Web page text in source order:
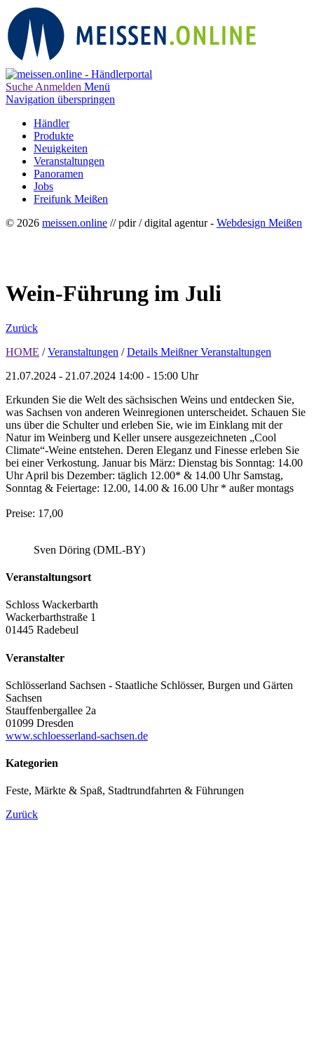
Suche Anmelden Menü
Navigation überspringen
Händler
Produkte
Neuigkeiten
Veranstaltungen
Panoramen
Jobs
Freifunk Meißen
© 2026 meissen.online // pdir / digital agentur - Webdesign Meißen
Wein-Führung im Juli
Zurück
HOME / Veranstaltungen / Details Meißner Veranstaltungen
21.07.2024 - 21.07.2024 14:00 - 15:00 Uhr
Erkunden Sie die Welt des sächsischen Weins und entdecken Sie,
was Sachsen von anderen Weinregionen unterscheidet. Schauen Sie
uns über die Schulter und erleben Sie, wie im Einklang mit der
Natur im Weinberg und Keller unsere ausgezeichneten „Cool
Climate“-Weine entstehen. Deren Eleganz und Finesse erleben Sie
bei einer Verkostung. Januar bis März: Dienstag bis Sonntag: 14.00
Uhr April bis Dezember: täglich 12.00* & 14.00 Uhr Samstag,
Sonntag & Feiertage: 12.00, 14.00 & 16.00 Uhr * außer montags
Preise: 17,00
Sven Döring (DML-BY)
Veranstaltungsort
Schloss Wackerbarth
Wackerbarthstraße 1
01445 Radebeul
Veranstalter
Schlösserland Sachsen - Staatliche Schlösser, Burgen und Gärten
Sachsen
Stauffenbergallee 2a
01099 Dresden
www.schloesserland-sachsen.de
Kategorien
Feste, Märkte & Spaß, Stadtrundfahrten & Führungen
Zurück